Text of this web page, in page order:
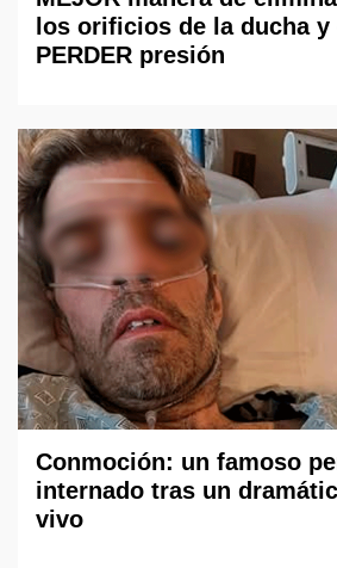
los orificios de la ducha y
PERDER presión
Conmoción: un famoso
internado tras un
vivo